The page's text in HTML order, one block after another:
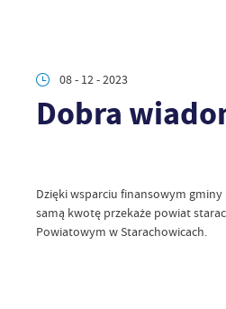
08 - 12 - 2023
Dobra
Dzięki wsparciu finansowym
samą kwotę przekaże powiat
Powiatowym w Starachowicach.